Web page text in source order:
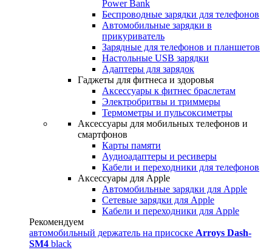
Power Bank
Беспроводные зарядки для телефонов
Автомобильные зарядки в
прикуриватель
Зарядные для телефонов и планшетов
Настольные USB зарядки
Адаптеры для зарядок
Гаджеты для фитнеса и здоровья
Аксессуары к фитнес браслетам
Электробритвы и триммеры
Термометры и пульсоксиметры
Аксессуары для мобильных телефонов и
смартфонов
Карты памяти
Аудиоадаптеры и ресиверы
Кабели и переходники для телефонов
Аксессуары для Apple
Автомобильные зарядки для Apple
Сетевые зарядки для Apple
Кабели и переходники для Apple
Рекомендуем
автомобильный держатель на присоске Arroys Dash-
SM4 black